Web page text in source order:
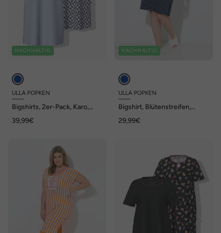
NACHHALTIG
ULLA POPKEN
Bigshirts, 2er-Pack, Karo,
39,99€
NACHHALTIG
ULLA POPKEN
Bigshirt, Blütenstreifen,
29,99€